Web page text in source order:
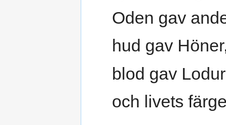
Oden gav
hud gav
blod gav Lodur
och livets